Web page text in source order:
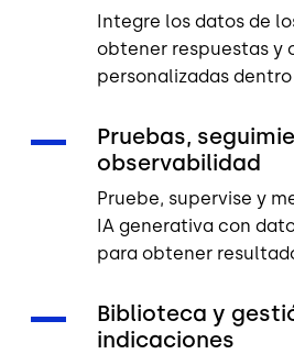
Integre los datos de
obtener respuestas y
personalizadas
Pruebas,
observabilidad
Pruebe, supervise y
IA generativa con
para obtener
Biblioteca y
indicaciones